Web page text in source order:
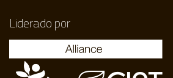
Liderado por